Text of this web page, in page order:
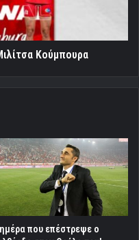
Κούμπουρα
που επέστρεψε ο